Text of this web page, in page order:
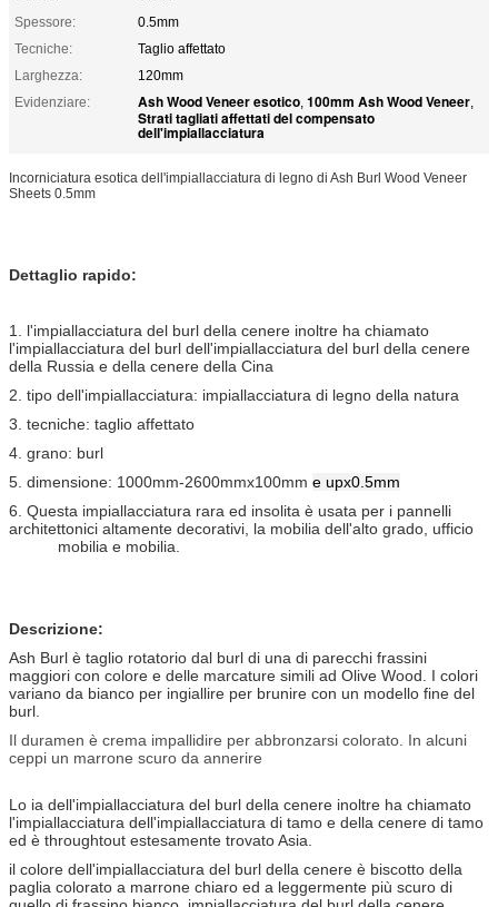
Spessore:
0.5mm
Tecniche:
Taglio affettato
Larghezza:
120mm
Evidenziare:
Ash Wood Veneer esotico, 100mm Ash Wood Veneer,
Strati tagliati affettati del compensato
dell'impiallacciatura
Incorniciatura esotica dell'impiallacciatura di legno di Ash Burl Wood Veneer
Sheets 0.5mm
Dettaglio rapido:
1. l'impiallacciatura del burl della cenere inoltre ha chiamato
l'impiallacciatura del burl dell'impiallacciatura del burl della cenere
della Russia e della cenere della Cina
2. tipo dell'impiallacciatura: impiallacciatura di legno della natura
3. tecniche: taglio affettato
4. grano: burl
5. dimensione: 1000mm-2600mmx100mm e upx0.5mm
6. Questa impiallacciatura rara ed insolita è usata per i pannelli
architettonici altamente decorativi, la mobilia dell'alto grado, ufficio
mobilia e mobilia.
Descrizione:
Ash Burl è taglio rotatorio dal burl di una di parecchi frassini
maggiori con colore e delle marcature simili ad Olive Wood. I colori
variano da bianco per ingiallire per brunire con un modello fine del
burl.
Il duramen è crema impallidire per abbronzarsi colorato. In alcuni
ceppi un marrone scuro da annerire
Lo ia dell'impiallacciatura del burl della cenere inoltre ha chiamato
l'impiallacciatura dell'impiallacciatura di tamo e della cenere di tamo
ed è throughtout estesamente trovato Asia.
il colore dell'impiallacciatura del burl della cenere è biscotto della
paglia colorato a marrone chiaro ed a leggermente più scuro di